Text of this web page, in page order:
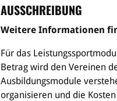
AUSSCHREIBUNG
Weitere Informationen
Für das
Betrag wird den Vereinen
Ausbildungsmodule
organisieren und die